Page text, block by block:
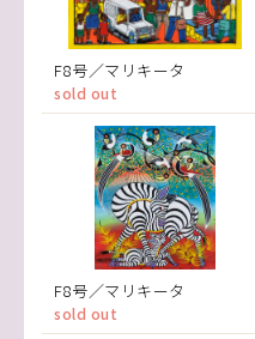
F8号／マリキータ
sold out
F8号／マリキータ
sold out